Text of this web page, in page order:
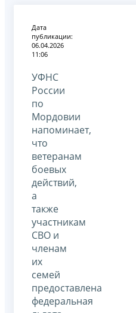
Дата
публикации:
06.04.2026
11:06
УФНС
России
по
Мордовии
напоминает,
что
ветеранам
боевых
действий,
а
также
участникам
СВО и
членам
их
семей
предоставлена
федеральная